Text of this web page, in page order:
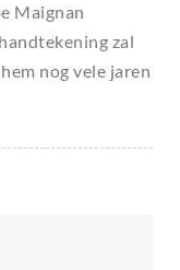
Maignan
zal
nog vele jaren